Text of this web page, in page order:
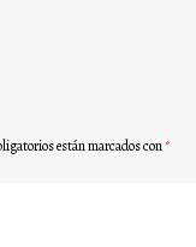
están marcados con*